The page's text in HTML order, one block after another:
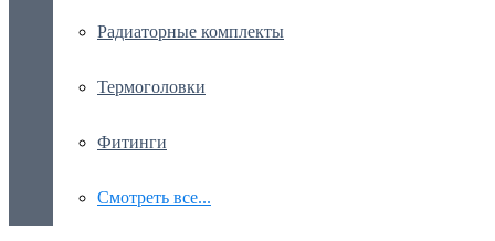
Радиаторные комплекты
Термоголовки
Фитинги
Смотреть все...